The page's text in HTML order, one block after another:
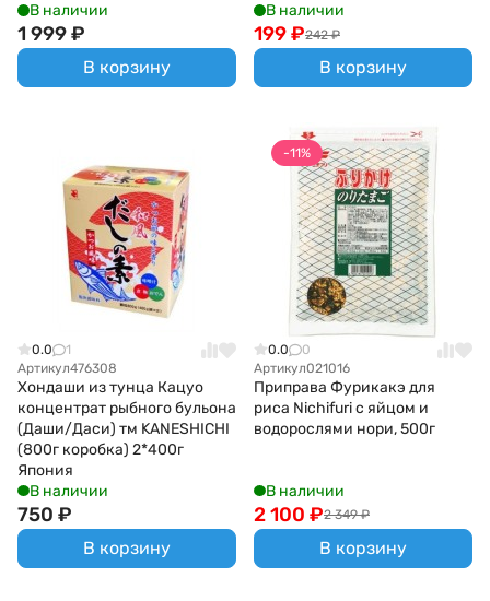
В наличии
1 999₽
В корзину
В наличии
242 ₽
199₽
В корзину
0.0
1
Артикул476308
Хондаши из тунца Кацуо
концентрат рыбного бульона
(Даши/Даси) тм KANESHICHI
(800г коробка) 2*400г
Япония
В наличии
750 ₽
В корзину
-11%
0.0
0
Артикул021016
Приправа Фурикакэ для
риса Nichifuri с яйцом и
водорослями нори, 500г
В наличии
2 349 ₽
2 100 ₽
В корзину